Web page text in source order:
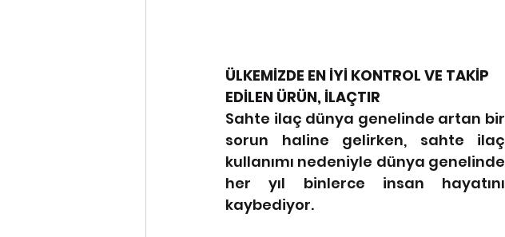
ÜLKEMİZDE EN İYİ KONTROL VE TAKİP
EDİLEN ÜRÜN, İLAÇTIR
Sahte ilaç dünya genelinde artan bir
sorun haline gelirken, sahte ilaç
kullanımı nedeniyle dünya genelinde
her yıl binlerce insan hayatını
kaybediyor.